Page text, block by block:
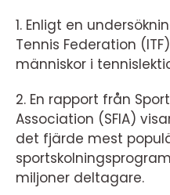
1. Enligt en
Tennis Federation
människor i
2. En rapport från
Association (SFIA)
det fjärde mest
miljoner deltagare.